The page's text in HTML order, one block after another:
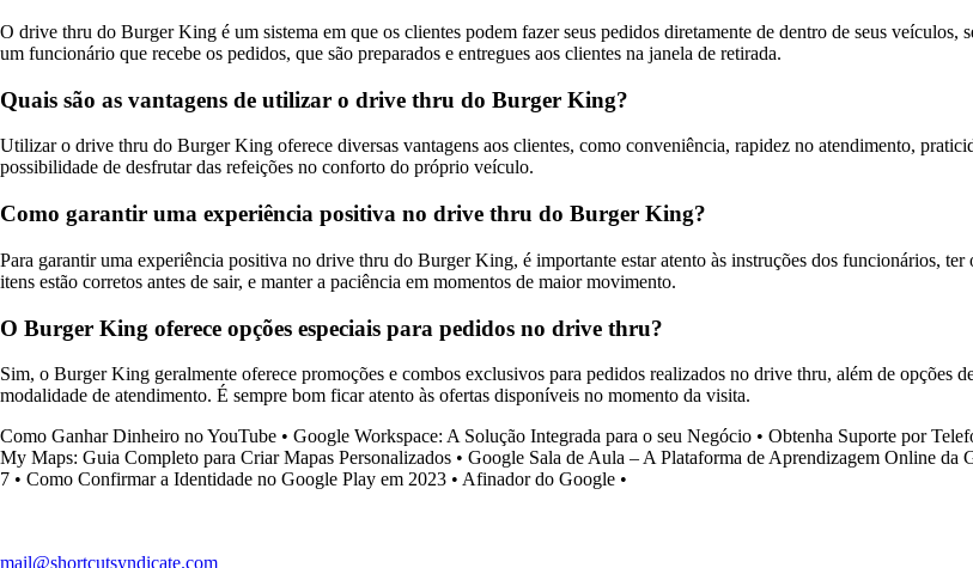
O drive thru do Burger King é um sistema em que os clientes podem fazer seus pedidos diretamente de dentro de seus veículos,
um funcionário que recebe os pedidos, que são preparados e entregues aos clientes na janela de retirada.
Quais são as vantagens de utilizar o drive thru do Burger King?
Utilizar o drive thru do Burger King oferece diversas vantagens aos clientes, como conveniência, rapidez no atendimento,
possibilidade de desfrutar das refeições no conforto do próprio veículo.
Como garantir uma experiência positiva no drive thru do Burger King?
Para garantir uma experiência positiva no drive thru do Burger King, é importante estar atento às instruções dos funcionários,
itens estão corretos antes de sair, e manter a paciência em momentos de maior movimento.
O Burger King oferece opções especiais para pedidos no drive thru?
Sim, o Burger King geralmente oferece promoções e combos exclusivos para pedidos realizados no drive thru, além de opções
modalidade de atendimento. É sempre bom ficar atento às ofertas disponíveis no momento da visita.
Como Ganhar Dinheiro no YouTube • Google Workspace: A Solução Integrada para o seu Negócio • Obtenha Suporte por
My Maps: Guia Completo para Criar Mapas Personalizados • Google Sala de Aula – A Plataforma de Aprendizagem Online da
7 • Como Confirmar a Identidade no Google Play em 2023 • Afinador do Google •
mail@shortcutsyndicate.com